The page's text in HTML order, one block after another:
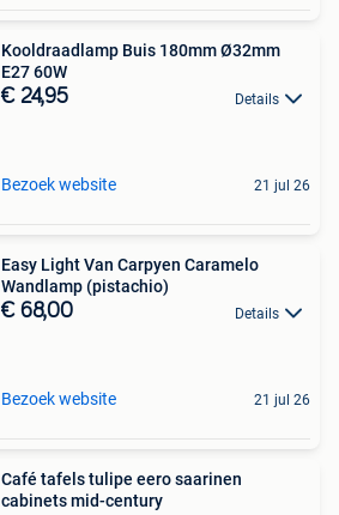
Kooldraadlamp Buis 180mm Ø32mm
E27 60W
€ 24,95 Details
Bezoek website 21 jul 26
Easy Light Van Carpyen Caramelo
Wandlamp (pistachio)
€ 68,00 Details
Bezoek website 21 jul 26
Café tafels tulipe eero saarinen
cabinets mid-century